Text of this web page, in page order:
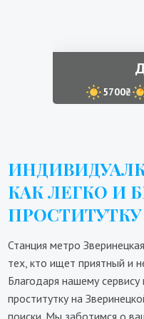
5700₴
КАК ЛЕГКО И
Станция метро
тех, кто ищет приятный и
Благодаря нашему
проститутку на
поиски. Мы заботимся о